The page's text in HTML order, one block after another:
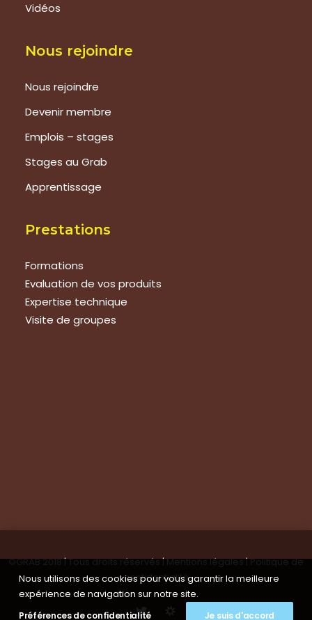
Vidéos
Nous rejoindre
Nous rejoindre
Devenir membre
Emplois – stages
Stages au Grab
Apprentissage
Prestations
Formations
Evaluation de vos produits
Expertise technique
Visite de groupes
©GRAB 2018 | Tous droits réservés |Mentions légales|Politique de
confidentialité
Nous utilisons des cookies pour vous garantir la meilleure
expérience de navigation sur notre site.
Préférences de confidentialité Je suis d'accord